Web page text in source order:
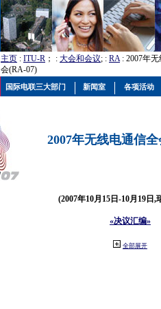
主页 : ITU-R ； : 大会和会议; : RA: 2007年
会(RA-07)
2007年无线电通信
(2007年10月15日-10月19日,
«决议汇编»
全部展开
国际电联三大部门 新闻室 各项活动